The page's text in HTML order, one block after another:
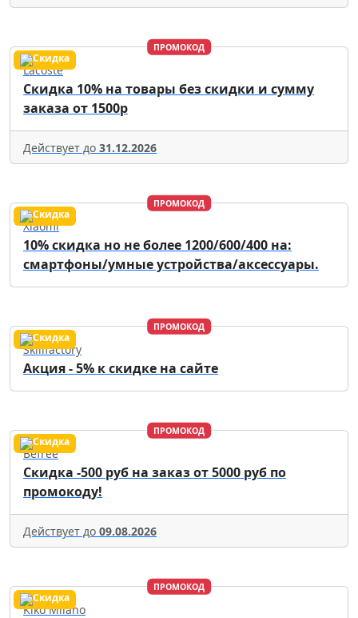
ПРОМОКОД
Lacoste
Скидка 10% на товары без скидки и сумму
заказа от 1500р
Действует до 31.12.2026
ПРОМОКОД
Xiaomi
10% скидка но не более 1200/600/400 на:
смартфоны/умные устройства/аксессуары.
ПРОМОКОД
Skillfactory
Акция - 5% к скидке на сайте
ПРОМОКОД
Befree
Скидка -500 руб на заказ от 5000 руб по
промокоду!
Действует до 09.08.2026
ПРОМОКОД
Kiko Milano